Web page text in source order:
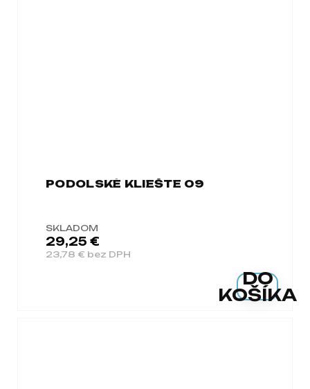
PODOLSKÉ KLIEŠTE 09
SKLADOM
23,78 € bez DPH
29,25 €
DO
KOŠÍKA